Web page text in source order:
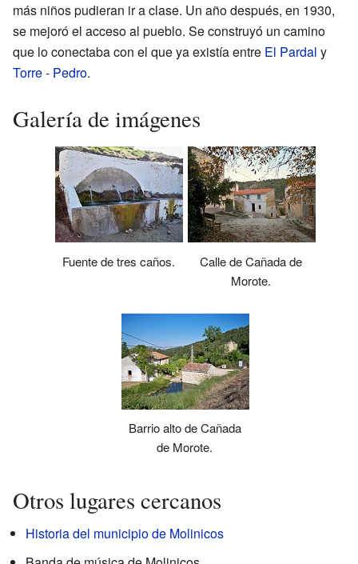
más niños pudieran ir a clase. Un año después, en 1930,
se mejoró el acceso al pueblo. Se construyó un camino
que lo conectaba con el que ya existía entre El Pardal y
Torre - Pedro.
Galería de imágenes
Fuente de tres caños.
Calle de Cañada de
Morote.
Barrio alto de Cañada
de Morote.
Otros lugares cercanos
Historia del municipio de Molinicos